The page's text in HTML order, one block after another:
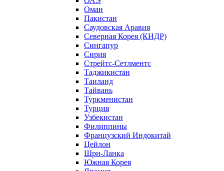
Оман
Пакистан
Саудовская Аравия
Северная Корея (КНДР)
Сингапур
Сирия
Стрейтс-Сетлментс
Таджикистан
Таиланд
Тайвань
Туркменистан
Турция
Узбекистан
Филиппины
Французский Индокитай
Цейлон
Шри-Ланка
Южная Корея